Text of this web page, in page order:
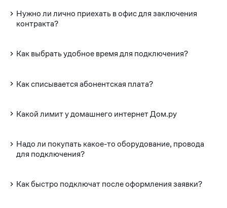
Нужно ли лично приехать в офис для заключения
контракта?
Как выбрать удобное время для подключения?
Как списывается абонентская плата?
Какой лимит у домашнего интернет Дом.ру
Надо ли покупать какое-то оборудование, провода
для подключения?
Как быстро подключат после оформления заявки?